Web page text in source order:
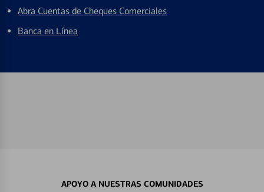
Abra Cuentas de Cheques Comerciales
Banca en Línea
APOYO A NUESTRAS COMUNIDADES